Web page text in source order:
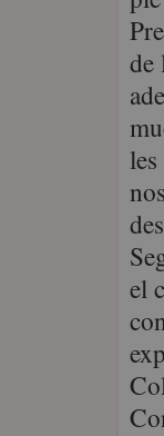
de
el